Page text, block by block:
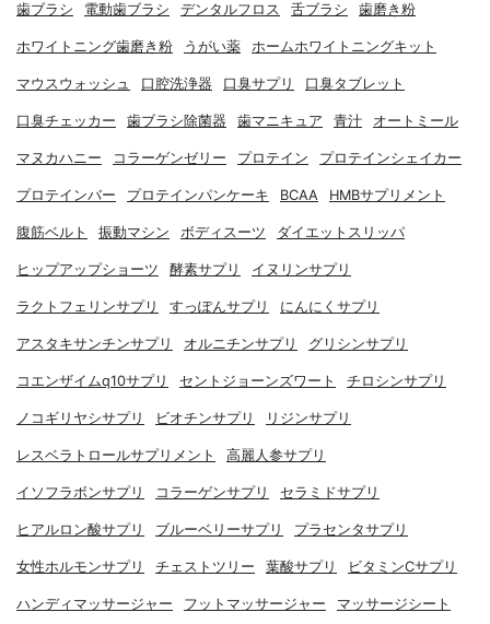
歯ブラシ 電動歯ブラシ デンタルフロス 舌ブラシ 歯磨き粉
ホワイトニング歯磨き粉 うがい薬 ホームホワイトニングキット
マウスウォッシュ 口腔洗浄器 口臭サプリ 口臭タブレット
口臭チェッカー 歯ブラシ除菌器 歯マニキュア 青汁 オートミール
マヌカハニー コラーゲンゼリー プロテイン プロテインシェイカー
プロテインバー プロテインパンケーキ BCAA HMBサプリメント
腹筋ベルト 振動マシン ボディスーツ ダイエットスリッパ
ヒップアップショーツ 酵素サプリ イヌリンサプリ
ラクトフェリンサプリ すっぽんサプリ にんにくサプリ
アスタキサンチンサプリ オルニチンサプリ グリシンサプリ
コエンザイムq10サプリ セントジョーンズワート チロシンサプリ
ノコギリヤシサプリ ビオチンサプリ リジンサプリ
レスベラトロールサプリメント 高麗人参サプリ
イソフラボンサプリ コラーゲンサプリ セラミドサプリ
ヒアルロン酸サプリ ブルーベリーサプリ プラセンタサプリ
女性ホルモンサプリ チェストツリー 葉酸サプリ ビタミンCサプリ
ハンディマッサージャー フットマッサージャー マッサージシート